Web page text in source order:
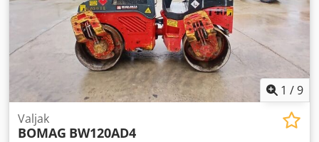
1 /9
Valjak
BOMAG BW120AD4